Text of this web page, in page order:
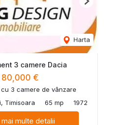
Harta
Next
3 camere Dacia
80,000 €
3 camere de vânzare
Timisoara
65 mp 1972
multe detalii